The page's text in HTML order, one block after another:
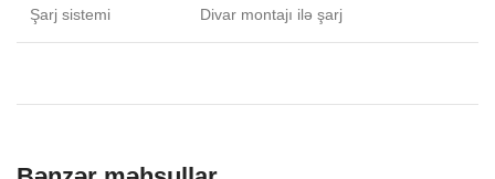
Şarj sistemi Divar montajı ilə şarj